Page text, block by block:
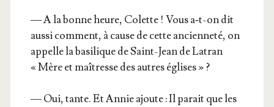
— A la bonne heure, Colette ! Vous a‑t-on dit
aus­si com­ment, à cause de cette ancien­ne­té, on
appelle la basi­lique de Saint-Jean de Latran
« Mère et maî­tresse des autres églises » ?
— Oui, tante. Et Annie ajoute : Il parait que les